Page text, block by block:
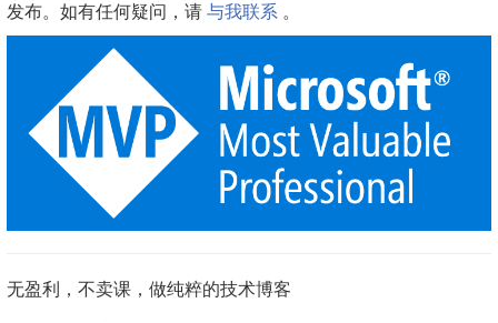
发布。如有任何疑问，请 与我联系 。
无盈利，不卖课，做纯粹的技术博客